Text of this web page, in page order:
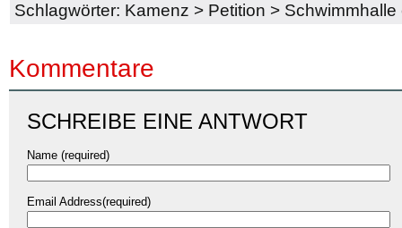
Schlagwörter: Kamenz > Petition > Schwimmhalle
Kommentare
SCHREIBE EINE ANTWORT
Name (required)
Email Address(required)